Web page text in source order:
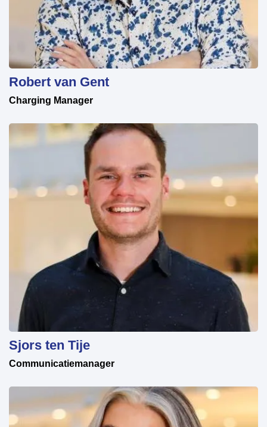
Robert van Gent
Charging Manager
Sjors ten Tije
Communicatiemanager